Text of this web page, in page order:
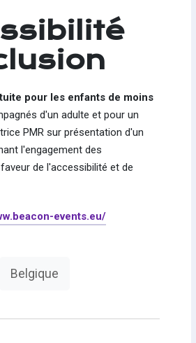
pour les enfants de moins
d'un adulte et pour un
PMR sur présentation d'un
l'engagement des
de l'accessibilité et de
events.eu/
Belgique